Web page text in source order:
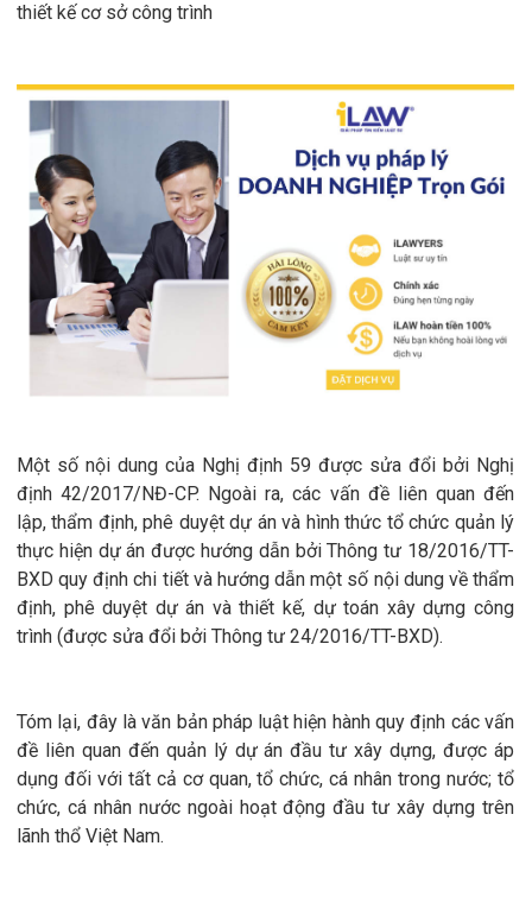
thiết kế cơ sở công trình
Một số nội dung của Nghị định 59 được sửa đổi bởi Nghị
định 42/2017/NĐ-CP. Ngoài ra, các vấn đề liên quan đến
lập, thẩm định, phê duyệt dự án và hình thức tổ chức quản lý
thực hiện dự án được hướng dẫn bởi Thông tư 18/2016/TT-
BXD quy định chi tiết và hướng dẫn một số nội dung về thẩm
định, phê duyệt dự án và thiết kế, dự toán xây dựng công
trình (được sửa đổi bởi Thông tư 24/2016/TT-BXD).
Tóm lại, đây là văn bản pháp luật hiện hành quy định các vấn
đề liên quan đến quản lý dự án đầu tư xây dựng, được áp
dụng đối với tất cả cơ quan, tổ chức, cá nhân trong nước; tổ
chức, cá nhân nước ngoài hoạt động đầu tư xây dựng trên
lãnh thổ Việt Nam.